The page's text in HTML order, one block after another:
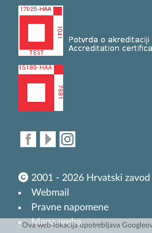
2001 - 2026 Hrvatski
Webmail
Pravne napomene
Mapa weba
Ova web-lokacija upotrebljava